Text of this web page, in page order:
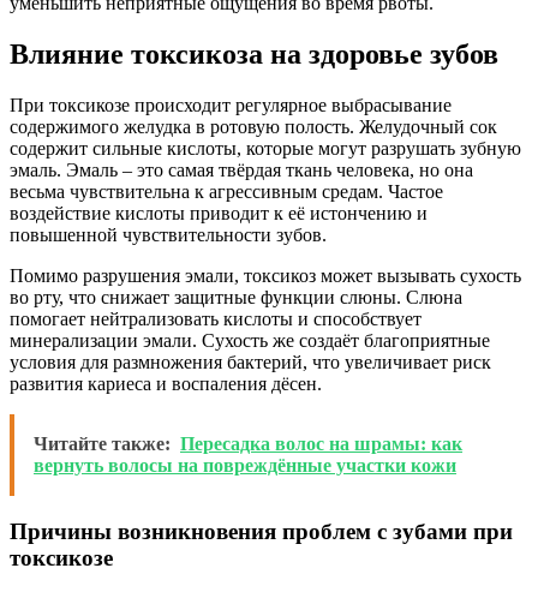
Влияние токсикоза на здоровье зубов
При токсикозе происходит регулярное выбрасывание
содержимого желудка в ротовую полость. Желудочный сок
содержит сильные кислоты, которые могут разрушать зубную
эмаль. Эмаль – это самая твёрдая ткань человека, но она
весьма чувствительна к агрессивным средам. Частое
воздействие кислоты приводит к её истончению и
повышенной чувствительности зубов.
Помимо разрушения эмали, токсикоз может вызывать сухость
во рту, что снижает защитные функции слюны. Слюна
помогает нейтрализовать кислоты и способствует
минерализации эмали. Сухость же создаёт благоприятные
условия для размножения бактерий, что увеличивает риск
развития кариеса и воспаления дёсен.
Читайте также: Пересадка волос на шрамы: как
вернуть волосы на повреждённые участки кожи
Причины возникновения проблем с зубами при
токсикозе